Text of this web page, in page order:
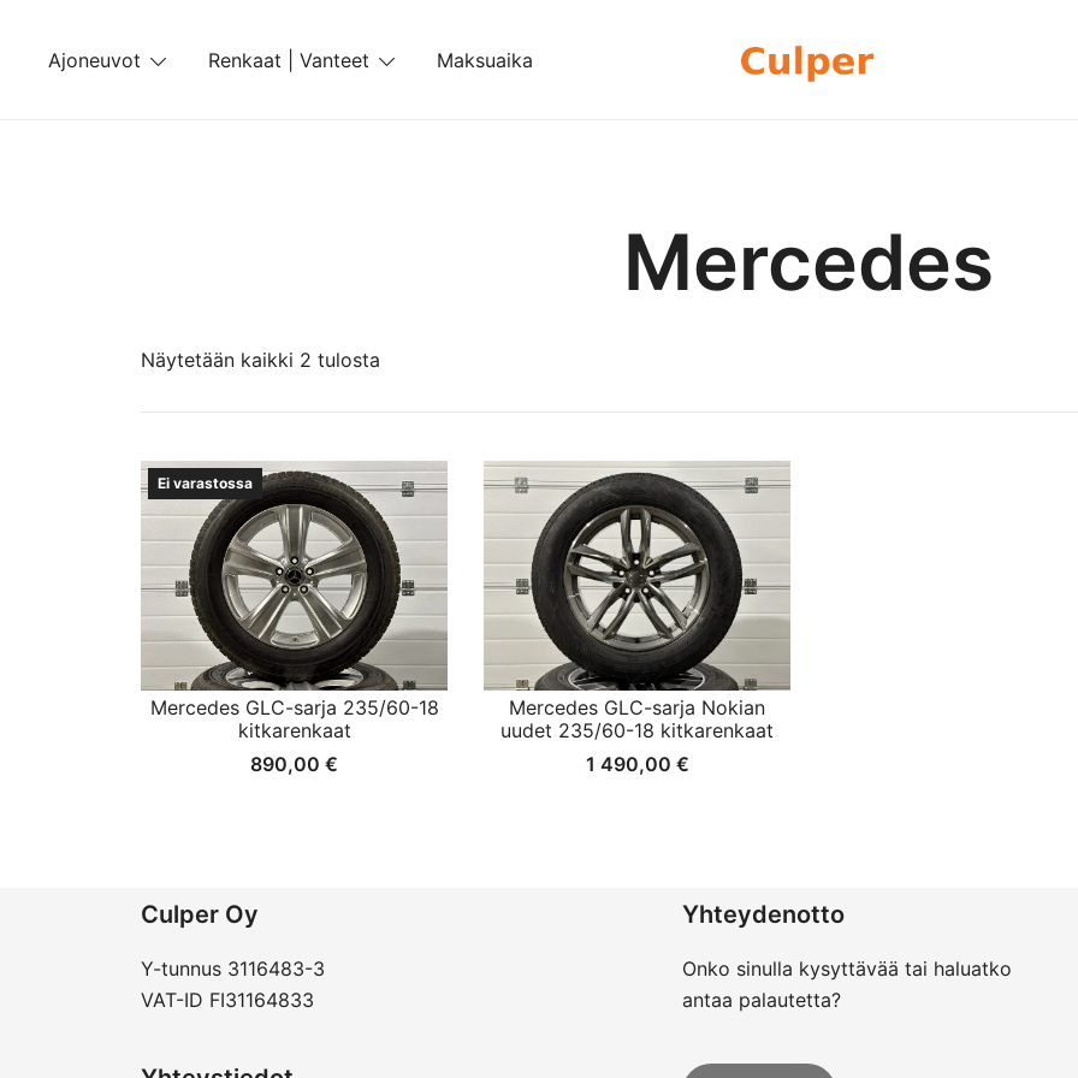
content
Ajoneuvot Renkaat | Vanteet Maksuaika
Mercedes
Näytetään kaikki 2 tulosta
Ei varastossa
Mercedes GLC-sarja 235/60-18
kitkarenkaat
890,00 €
Mercedes GLC-sarja Nokian
uudet 235/60-18 kitkarenkaat
1 490,00 €
Culper Oy
Y-tunnus 3116483-3
VAT-ID FI31164833
Yhteydenotto
Onko sinulla kysyttävää tai haluatko
antaa palautetta?